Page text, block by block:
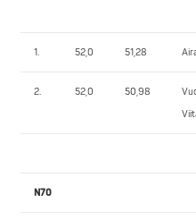
1. 52,0 51,28
2. 52,0 50,98
N70